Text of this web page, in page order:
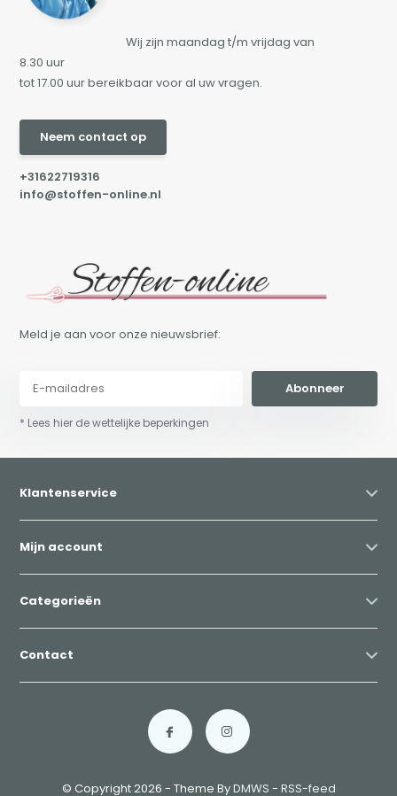
Wij zijn maandag t/m vrijdag van
8.30 uur
tot 17.00 uur bereikbaar voor al uw vragen.
Neem contact op
+31622719316
info@stoffen-online.nl
Meld je aan voor onze nieuwsbrief:
Abonneer
* Lees hier de wettelijke beperkingen
Klantenservice
Mijn account
Categorieën
Contact
© Copyright 2026 - Theme ByDMWS - RSS-feed